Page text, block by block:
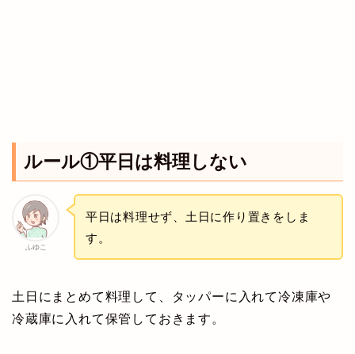
ルール①平日は料理しない
ふゆこ
平日は料理せず、土日に作り置きをしま
す。
土日にまとめて料理して、タッパーに入れて冷凍庫や
冷蔵庫に入れて保管しておきます。